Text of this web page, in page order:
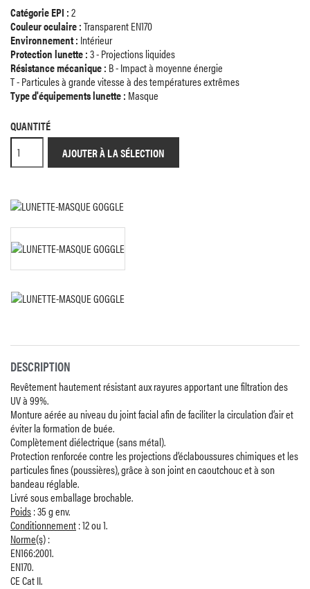
Catégorie EPI :2
Couleur oculaire :Transparent EN170
Environnement : Intérieur
Protection lunette :3 - Projections liquides
Résistance mécanique : B - Impact à moyenne énergie
T - Particules à grande vitesse à des températures extrêmes
Type d'équipements lunette : Masque
QUANTITÉ
AJOUTER À LA SÉLECTION
DESCRIPTION
Revêtement hautement résistant aux rayures apportant une filtration des
UV à 99%.
Monture aérée au niveau du joint facial afin de faciliter la circulation d’air et
éviter la formation de buée.
Complètement diélectrique (sans métal).
Protection renforcée contre les projections d’éclaboussures chimiques et les
particules fines (poussières), grâce à son joint en caoutchouc et à son
bandeau réglable.
Livré sous emballage brochable.
Poids: 35 g env.
Conditionnement: 12 ou 1.
Norme(s):
EN166:2001.
EN170.
CE Cat II.